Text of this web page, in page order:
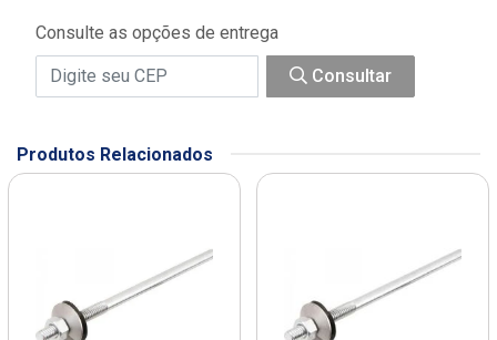
Consulte as opções de entrega
Consultar
Produtos Relacionados